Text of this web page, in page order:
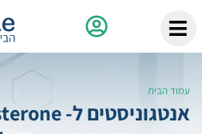
עמוד הבית